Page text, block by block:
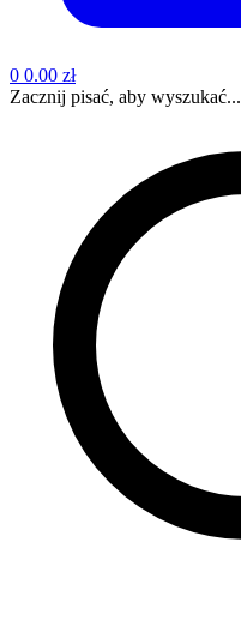
0 0.00 zł
Zacznij pisać, aby wyszukać...